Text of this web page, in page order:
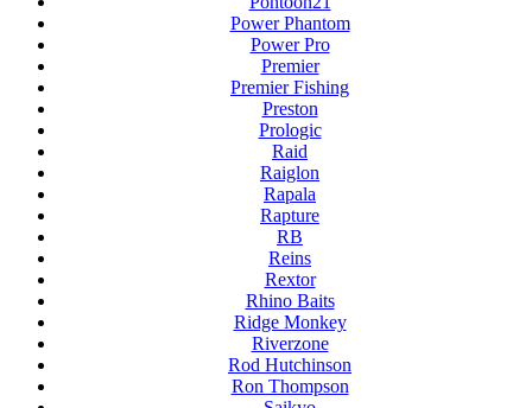
Power Phantom
Power Pro
Premier
Premier Fishing
Preston
Prologic
Raid
Raiglon
Rapala
Rapture
RB
Reins
Rextor
Rhino Baits
Ridge Monkey
Riverzone
Rod Hutchinson
Ron Thompson